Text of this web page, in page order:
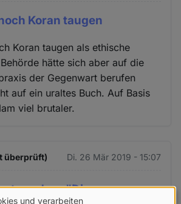
Koran taugen
Koran taugen als ethische
hätte sich aber auf die
der Gegenwart berufen
auf ein uraltes Buch. Auf Basis
viel brutaler.
überprüft) Di. 26 Mär 2019 - 15:07
etwa, dass "Die
und verarbeiten